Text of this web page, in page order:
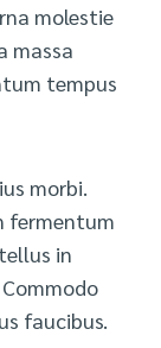
molestie
massa
tempus
morbi.
fermentum
in
faucibus.